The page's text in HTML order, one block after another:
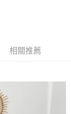
轉到大哥付的交易
，確認付款後即完
頁面所載為準。
。 讓您購物簡單
相關推薦